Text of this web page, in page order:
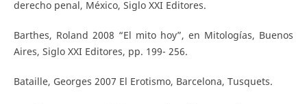
derecho penal, México, Siglo XXI Editores.
Barthes, Roland 2008 “El mito hoy”, en Mitologías, Buenos
Aires, Siglo XXI Editores, pp. 199- 256.
Bataille, Georges 2007 El Erotismo, Barcelona, Tusquets.